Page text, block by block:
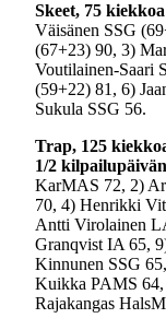
Skeet, 75
Väisänen SSG
(67+23) 90, 3)
Voutilainen-Saari
(59+22) 81, 6)
Sukula SSG 56.
Trap, 125
1/2
KarMAS 72, 2)
70, 4) Henrikki
Antti Virolainen
Granqvist IA 65,
Kinnunen SSG
Kuikka PAMS 64,
Rajakangas